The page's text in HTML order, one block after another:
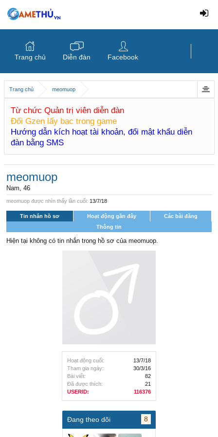
Trang chủ meomuop
Từ chức Quản trị viên diễn đàn
Đổi Gzen lấy bạc trong game
Hướng dẫn kích hoạt tài khoản, đổi mật khẩu diễn
đàn bằng SMS
Hoạt động cuối:
13/7/18
Tham gia ngày:
30/3/16
Bài viết:
82
Đã được thích:
21
USERID:
116376
Đang theo dõi 8
meomuop
Nam, 46
meomuop được nhìn thấy lần cuối: 13/7/18
Tin nhắn hồ sơ Hoạt động gần đây
Các bài đăng
Thông tin
Hiện tại không có tin nhắn trong hồ sơ của meomuop.
Trang chủ Diễn đàn Facebook